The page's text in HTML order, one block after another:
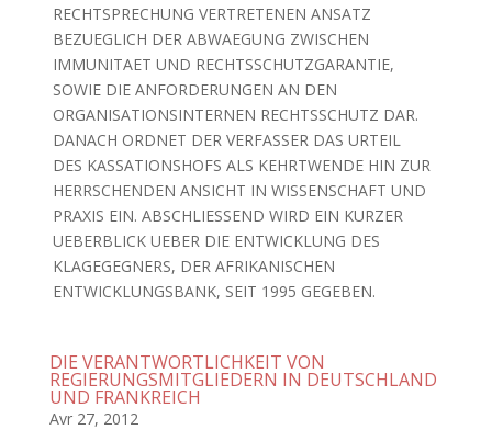
RECHTSPRECHUNG VERTRETENEN ANSATZ
BEZUEGLICH DER ABWAEGUNG ZWISCHEN
IMMUNITAET UND RECHTSSCHUTZGARANTIE,
SOWIE DIE ANFORDERUNGEN AN DEN
ORGANISATIONSINTERNEN RECHTSSCHUTZ DAR.
DANACH ORDNET DER VERFASSER DAS URTEIL
DES KASSATIONSHOFS ALS KEHRTWENDE HIN ZUR
HERRSCHENDEN ANSICHT IN WISSENSCHAFT UND
PRAXIS EIN. ABSCHLIESSEND WIRD EIN KURZER
UEBERBLICK UEBER DIE ENTWICKLUNG DES
KLAGEGEGNERS, DER AFRIKANISCHEN
ENTWICKLUNGSBANK, SEIT 1995 GEGEBEN.
DIE VERANTWORTLICHKEIT VON
REGIERUNGSMITGLIEDERN IN DEUTSCHLAND
UND FRANKREICH
Avr 27, 2012